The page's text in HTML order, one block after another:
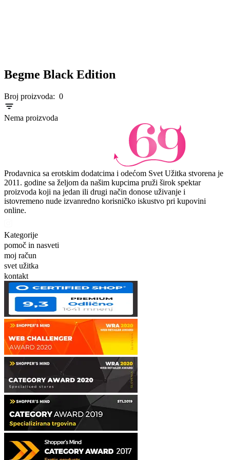
Begme Black Edition
Broj proizvoda: 0
Nema proizvoda
Prodavnica sa erotskim dodatcima i odećom Svet Užitka stvorena je
2011. godine sa željom da našim kupcima pruži širok spektar
proizvoda koji na jedan ili drugi način donose uživanje i
istovremeno nude izvanredno korisničko iskustvo pri kupovini
online.
Kategorije
pomoč in nasveti
moj račun
svet užitka
kontakt